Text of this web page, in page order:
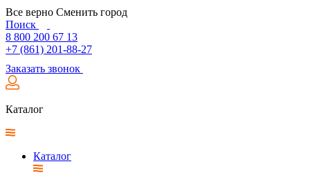
Все верно Сменить город
Поиск
8 800 200 67 13
+7 (861) 201-88-27
Заказать звонок
Каталог
Каталог